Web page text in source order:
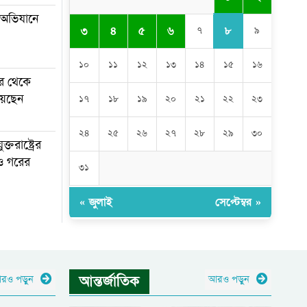
থেকে
গরের
৩ ৪ ৫ ৬ ৭ ৮ ৯
১০ ১১ ১২ ১৩ ১৪ ১৫ ১৬
১৭ ১৮ ১৯ ২০ ২১ ২২ ২৩
২৪ ২৫ ২৬ ২৭ ২৮ ২৯ ৩০
৩১
« জুলাই সেপ্টেম্বর »
পড়ুন আন্তর্জাতিক আরও পড়ুন